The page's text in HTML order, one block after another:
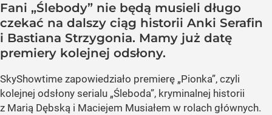
Fani „Ślebody” nie będą musieli długo
czekać na dalszy ciąg historii Anki Serafin
i Bastiana Strzygonia. Mamy już datę
premiery kolejnej odsłony.
SkyShowtime zapowiedziało premierę „Pionka”, czyli
kolejnej odsłony serialu „Śleboda”, kryminalnej historii
z Marią Dębską i Maciejem Musiałem w rolach głównych.